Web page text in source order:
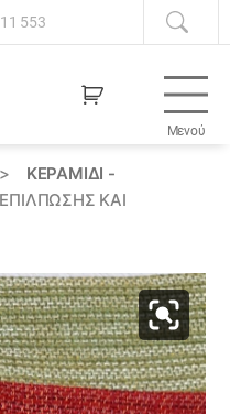
553
Μενού
>
ΚΕΡΑΜΙΔΙ -
ΚΑΙ